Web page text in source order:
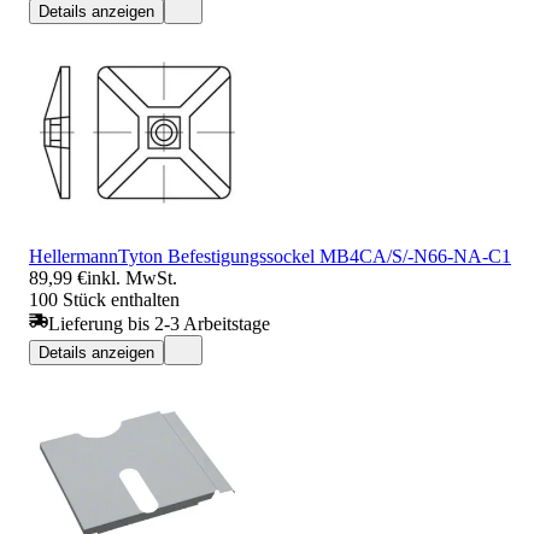
Details anzeigen
HellermannTyton Befestigungssockel MB4CA/S/-N66-NA-C1
89,99 €inkl. MwSt.
100 Stück enthalten
Lieferung bis 2-3 Arbeitstage
Details anzeigen